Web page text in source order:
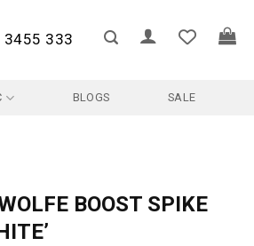
3455 333
BLOGS
SALE
BOOST SPIKE